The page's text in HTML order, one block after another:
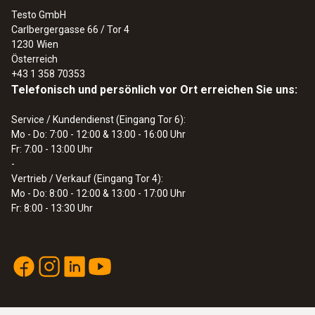
Gewicht
112 g
Länge Fühlerrohrspitze
50 mm
5 mm
3,7 mm
:0563 1080
testo 108 - Temperaturmessgerät
€ 123,00
€ 147,60
Testo GmbH
Carlbergergasse 66 / Tor 4
1230 Wien
Österreich
+43 1 358 70353
Telefonisch und persönlich vor Ort erreichen Sie uns:
Service / Kundendienst (Eingang Tor 6):
Mo - Do: 7:00 - 12:00 & 13:00 - 16:00 Uhr
Fr: 7:00 - 13:00 Uhr
-
Vertrieb / Verkauf (Eingang Tor 4):
Mo - Do: 8:00 - 12:00 & 13:00 - 17:00 Uhr
Fr: 8:00 - 13:30 Uhr